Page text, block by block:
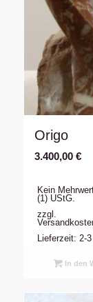
Origo
3.400,00 €
Kein
(1) UStG.
zzgl.
Lieferzeit: 2-
In den